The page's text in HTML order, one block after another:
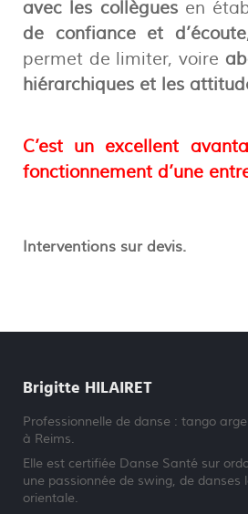
avec les collèguesen
de confiance et d’écoute
permet de limiter, voire
hiérarchiques et les
C’est un excellent
fonctionnement d’une
Interventions sur devis.
Brigitte HILAIRET
Professionnelle de danse : tango
à Reims.
Elle est certifiée Danse Santé sur
une passionnée de swing, de danses
orientale.